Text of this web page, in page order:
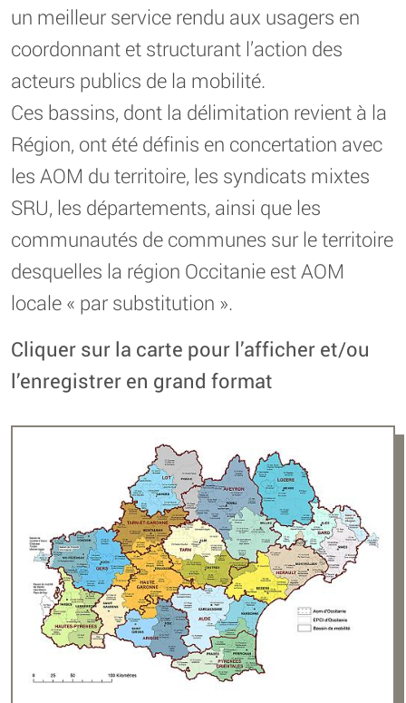
un meilleur service rendu aux usagers en
coordonnant et structurant l’action des
acteurs publics de la mobilité.
Ces bassins, dont la délimitation revient à la
Région, ont été définis en concertation avec
les AOM du territoire, les syndicats mixtes
SRU, les départements, ainsi que les
communautés de communes sur le territoire
desquelles la région Occitanie est AOM
locale « par substitution ».
Cliquer sur la carte pour l’afficher et/ou
l’enregistrer en grand format